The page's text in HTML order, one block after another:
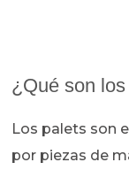
¿Qué son
Los palets son
por piezas de